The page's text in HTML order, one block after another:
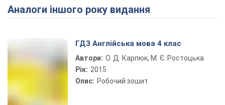
Play Video
Аналоги іншого року видання
ГДЗ Англійська мова 4 клас
Автори: О. Д. Карпюк, М. Є. Ростоцька
Рік: 2015
Опис: Робочий зошит